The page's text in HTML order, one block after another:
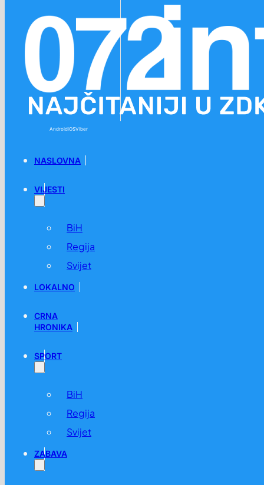
AndroidiOSViber
NASLOVNA
VIJESTI
BiH
Regija
Svijet
LOKALNO
CRNA
HRONIKA
SPORT
BiH
Regija
Svijet
ZABAVA
16.04. u 12:50 /Svijet